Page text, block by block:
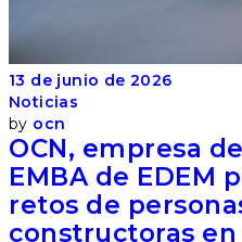
13 de junio de 2026
Noticias
by ocn
OCN, empresa
EMBA de EDEM
retos de
constructoras